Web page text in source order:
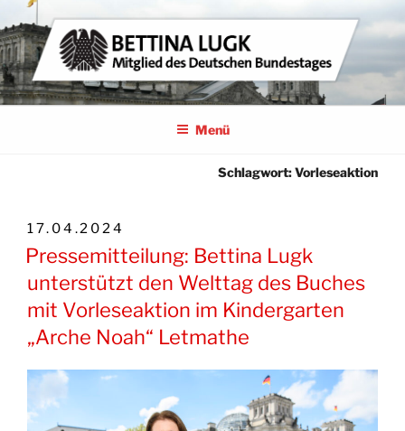
Zum
Inhalt
springen
BETTINA LUGK
MITGLIED DES DEUTSCHEN BUNDESTAGES
Menü
Schlagwort:Vorleseaktion
VERÖFFENTLICHT
AM
17.04.2024
Pressemitteilung: Bettina Lugk
unterstützt den Welttag des Buches
mit Vorleseaktion im Kindergarten
„Arche Noah“ Letmathe